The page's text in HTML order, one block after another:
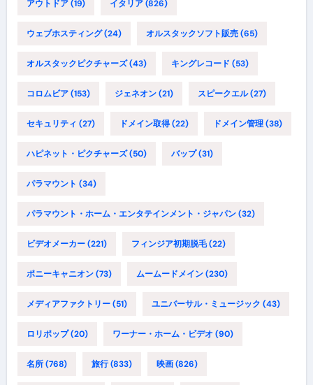
アウトドア(19) イタリア(826)
ウェブホスティング(24) オルスタックソフト販売(65)
オルスタックピクチャーズ(43) キングレコード (53)
コロムビア(153) ジェネオン(21) スピークエル(27)
セキュリティ (27) ドメイン取得(22) ドメイン管理(38)
ハピネット・ピクチャーズ(50) バップ(31)
パラマウント (34)
パラマウント・ホーム・エンタテインメント・ジャパン(32)
ビデオメーカー(221) フィンジア初期脱毛(22)
ポニーキャニオン(73) ムームードメイン(230)
メディアファクトリー(51) ユニバーサル・ミュージック (43)
ロリポップ(20) ワーナー・ホーム・ビデオ (90)
名所(768) 旅行(833) 映画(826)